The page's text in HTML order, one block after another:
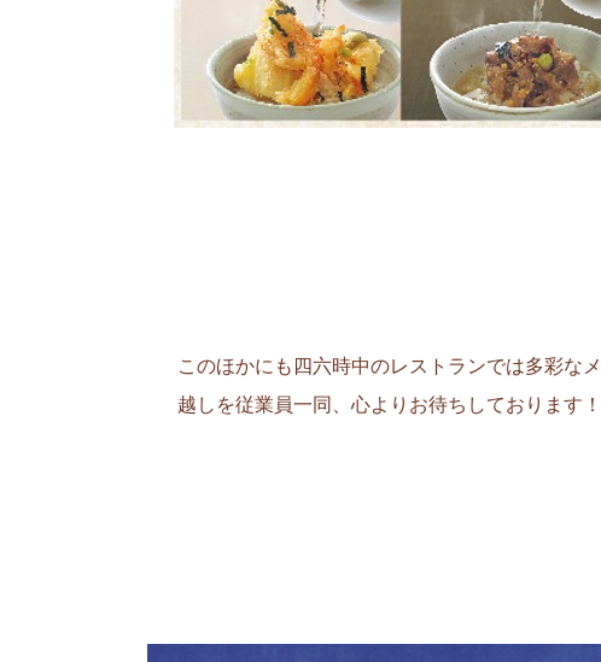
このほかにも四六時中のレストランでは多彩な
越しを従業員一同、心よりお待ちしております！